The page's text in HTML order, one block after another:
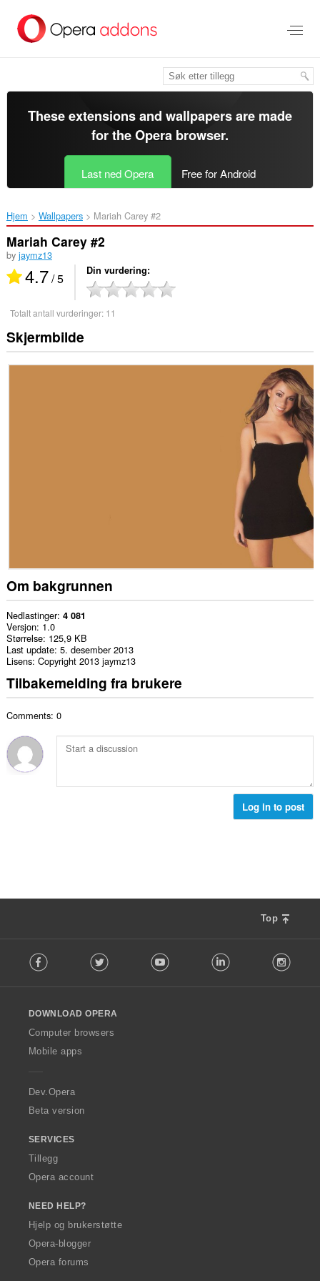
direkte
These extensions and wallpapers are made
for theOpera browser.
Last ned Opera Free for Android
Hjem Wallpapers Mariah Carey #2‎
Mariah Carey #2
by jaymz13
4.7/ 5 Din vurdering
Totalt antall vurderinger: 11
Skjermbilde
Om bakgrunnen
Nedlastinger 4 081
Versjon 1.0
Størrelse 125,9 KB
Last update 5. desember 2013
Lisens Copyright 2013 jaymz13
Tilbakemelding fra brukere
Comments: 0
Log in to post
Top
o
w
O
p
a
Facebook Twitter Youtube LinkedIn
DOWNLOAD OPERA
Computer browsers
Mobile apps
Dev.Opera
Beta version
SERVICES
Tillegg
Opera account
NEED HELP?
Hjelp og brukerstøtte
Opera-blogger
Opera forums